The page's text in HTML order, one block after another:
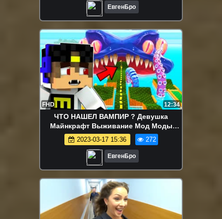
ЕвгенБро
FHD 12:34
ЧТО НАШЕЛ ВАМПИР ? Девушка
Майнкрафт Выживание Мод Моды
Видео в Майнкрафте
2023-03-17 15:36 272
ЕвгенБро